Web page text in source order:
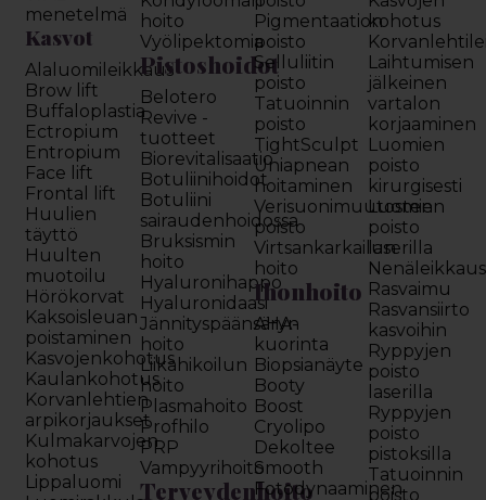
menetelmä
Kasvot
Alaluomileikkaus
Brow lift
Buffaloplastia
Ectropium
Entropium
Face lift
Frontal lift
Huulien
täyttö
Huulten
muotoilu
Hörökorvat
Kaksoisleuan
poistaminen
Kasvojenkohotus
Kaulankohotus
Korvanlehtien
arpikorjaukset
Kulmakarvojen
kohotus
Lippaluomi
hoito
Vyölipektomia
Pistoshoidot
Belotero
Revive -
tuotteet
Biorevitalisaatio
Botuliinihoidot
Botuliini
sairaudenhoidossa
Bruksismin
hoito
Hyaluronihappo
Hyaluronidaasi
Jännityspäänsäryn
hoito
Liikahikoilun
hoito
Plasmahoito
Profhilo
PRP
Vampyyrihoito
Terveydenhoito
Pigmentaation
poisto
Selluliitin
poisto
Tatuoinnin
poisto
TightSculpt
Uniapnean
hoitaminen
Verisuonimuutosten
poisto
Virtsankarkailun
hoito
Ihonhoito
AHA-
kuorinta
Biopsianäyte
Booty
Boost
Cryolipo
Dekoltee
Smooth
Fotodynaaminen
kohotus
Laihtumisen
jälkeinen
vartalon
korjaaminen
Luomien
poisto
kirurgisesti
Luomien
poisto
laserilla
Nenäleikkaus
Rasvaimu
Rasvansiirto
kasvoihin
Ryppyjen
poisto
laserilla
Ryppyjen
poisto
pistoksilla
Tatuoinnin
poisto